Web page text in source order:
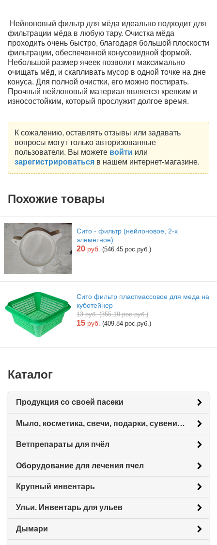
Нейлоновый фильтр для мёда идеально подходит для
фильтрации мёда в любую тару. Очистка мёда
проходить очень быстро, благодаря большой плоскости
фильтрации, обеспеченной конусовидной формой.
Небольшой размер ячеек позволит максимально
очищать мёд, и скапливать мусор в одной точке на дне
конуса. Для полной очистки, его можно постирать.
Прочный нейлоновый материал является крепким и
износостойким, который прослужит долгое время.
К сожалению, оставлять отзывы или задавать
вопросы могут только авторизованные
пользователи. Вы можете войти или
зарегистрироватьсяв нашем интернет-магазине.
Похожие товары
Сито - фильтр (нейлоновое, 2-х
элеметное)
20 руб. (546.45 рос.руб.)
Сито фильтр пластмассовое для меда на
куботейнер
13 руб. (355.19 рос.руб.)
15 руб. (409.84 рос.руб.)
Каталог
Продукция со своей пасеки
Мыло, косметика, свечи, подарки, сувениры.
Ветпрепараты для пчёл
Оборудование для лечения пчел
Крупный инвентарь
Ульи. Инвентарь для ульев
Дымари